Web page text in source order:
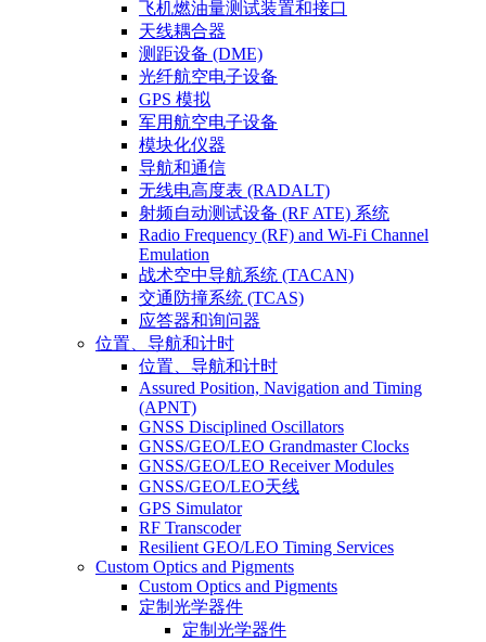
飞机燃油量测试装置和接口
天线耦合器
测距设备 (DME)
光纤航空电子设备
GPS 模拟
军用航空电子设备
模块化仪器
导航和通信
无线电高度表 (RADALT)
射频自动测试设备 (RF ATE) 系统
Radio Frequency (RF) and Wi-Fi Channel
Emulation
战术空中导航系统 (TACAN)
交通防撞系统 (TCAS)
应答器和询问器
位置、导航和计时
位置、导航和计时
Assured Position, Navigation and Timing
(APNT)
GNSS Disciplined Oscillators
GNSS/GEO/LEO Grandmaster Clocks
GNSS/GEO/LEO Receiver Modules
GNSS/GEO/LEO天线
GPS Simulator
RF Transcoder
Resilient GEO/LEO Timing Services
Custom Optics and Pigments
Custom Optics and Pigments
定制光学器件
定制光学器件